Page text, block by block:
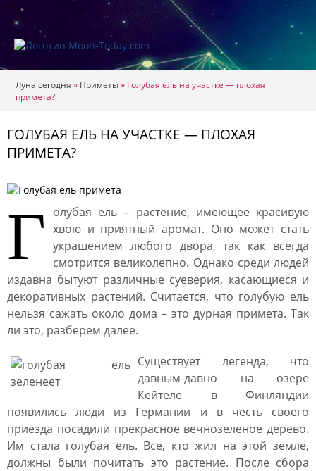
Луна сегодня » Приметы» Голубая ель на участке — плохая
примета?
ГОЛУБАЯ ЕЛЬ НА УЧАСТКЕ — ПЛОХАЯ
ПРИМЕТА?
Г
олубая ель – растение, имеющее красивую
хвою и приятный аромат. Оно может стать
украшением любого двора, так как всегда
смотрится великолепно. Однако среди людей
издавна бытуют различные суеверия, касающиеся и
декоративных растений. Считается, что голубую ель
нельзя сажать около дома – это дурная примета. Так
ли это, разберем далее.
Существует легенда, что
давным-давно на озере
Кейтеле в Финляндии
появились люди из Германии и в честь своего
приезда посадили прекрасное вечнозеленое дерево.
Им стала голубая ель. Все, кто жил на этой земле,
должны были почитать это растение. После сбора